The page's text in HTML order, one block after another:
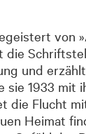
von
die
und
1933 mit
die Flucht
Heimat